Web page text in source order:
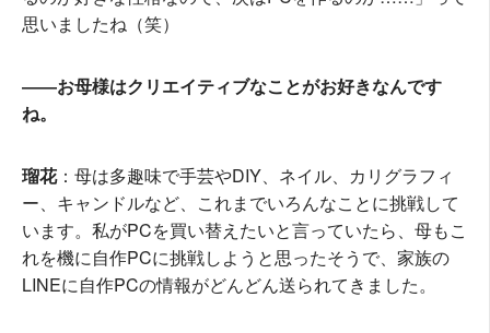
思いましたね（笑）
――お母様はクリエイティブなことがお好きなんです
ね。
瑠花：母は多趣味で手芸やDIY、ネイル、カリグラフィ
ー、キャンドルなど、これまでいろんなことに挑戦して
います。私がPCを買い替えたいと言っていたら、母もこ
れを機に自作PCに挑戦しようと思ったそうで、家族の
LINEに自作PCの情報がどんどん送られてきました。